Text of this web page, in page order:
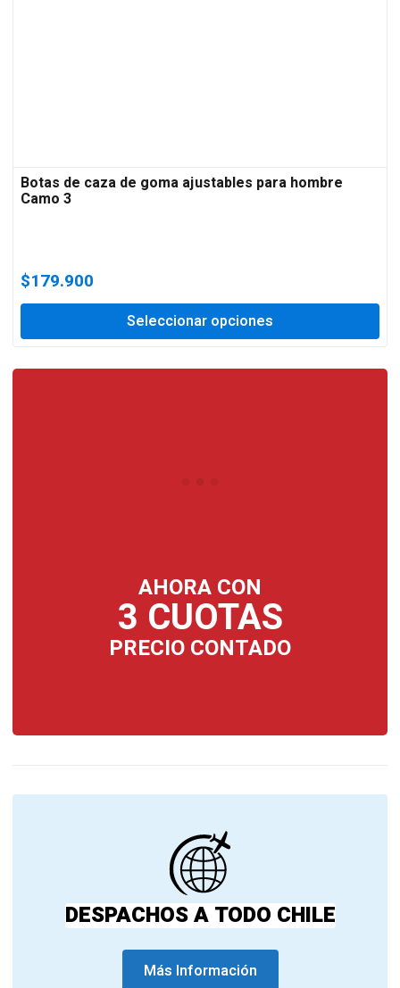
AHORA CON
3 CUOTAS
PRECIO CONTADO
DESPACHOS A TODO CHILE
Más Información
Botas de caza de goma ajustables para hombre
Camo 3
$179.900
Seleccionar opciones